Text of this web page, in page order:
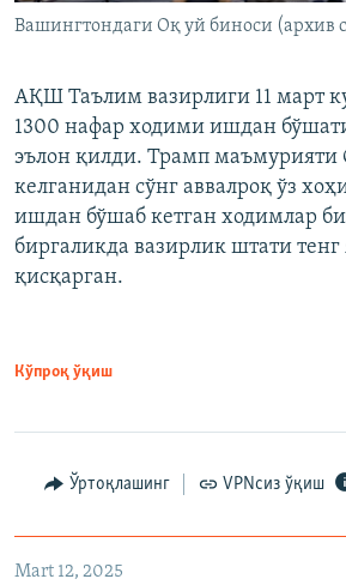
Вашингтондаги Оқ уй биноси (архив
АҚШ Таълим вазирлиги 11 март
1300 нафар ходими ишдан
эълон қилди. Трамп маъмурияти
келганидан сўнг аввалроқ ўз
ишдан бўшаб кетган ходимлар
биргаликда вазирлик штати
қисқарган.
Кўпроқ ўқиш
Ўртоқлашинг VPNсиз ўқиш
Mart 12, 2025